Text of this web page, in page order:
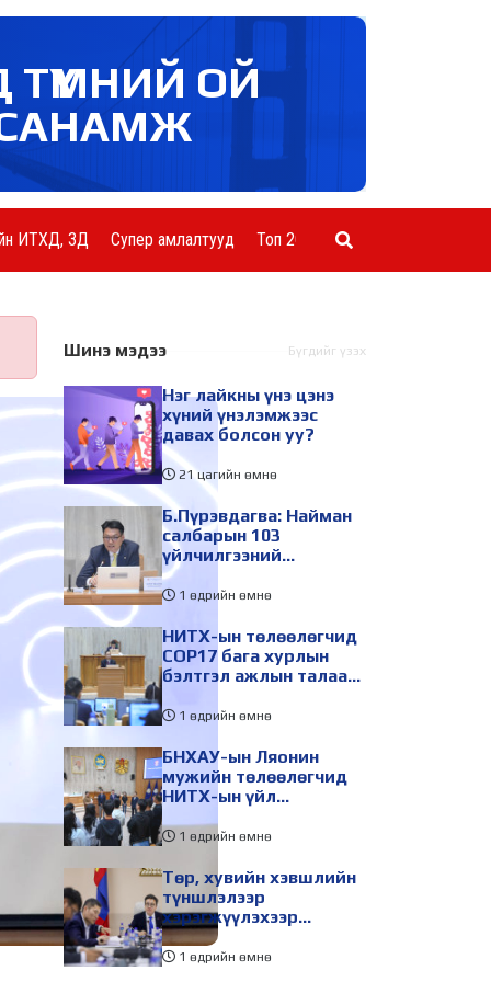
ТҮМНИЙ ОЙ
ИТХД, ЗД Супер амлалтууд Топ 20 ААН
Шинэ мэдээ Бүгдийг үзэх
Нэг лайкны үнэ цэнэ
хүний үнэлэмжээс
давах болсон уу?
21 цагийн өмнө
Б.Пүрэвдагва: Найман
салбарын 103
үйлчилгээний
бүртгэлийг цуцалснаар
бизнес эрхлэхэд
1 өдрийн өмнө
НИТХ-ын төлөөлөгчид
COP17 бага хурлын
бэлтгэл ажлын талаар
1 өдрийн өмнө
БНХАУ-ын Ляонин
мужийн төлөөлөгчид
НИТХ-ын үйл
танилцлаа
1 өдрийн өмнө
Төр, хувийн хэвшлийн
түншлэлээр
хэрэгжүүлэхээр
төлөвлөсөн зарим
төслийг танилцуулав
1 өдрийн өмнө